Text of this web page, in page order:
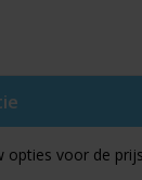
opties voor de